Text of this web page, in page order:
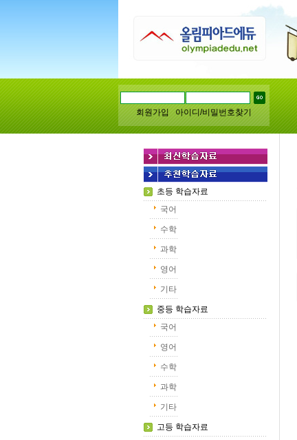
회원가입 아이디/비밀번호찾기
초등 학습자료
국어
수학
과학
영어
기타
중등 학습자료
국어
영어
수학
과학
기타
고등 학습자료